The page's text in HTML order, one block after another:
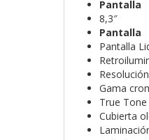
Pantalla
8,3″
Pantalla
Pantalla
Gama
True Tone
Cubierta